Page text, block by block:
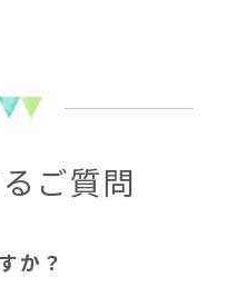
ご質問
か？